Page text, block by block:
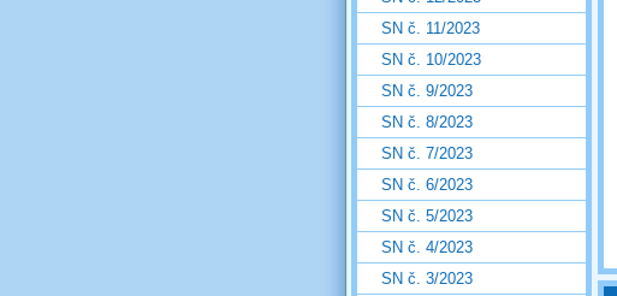
SN č. 11/2023
SN č. 10/2023
SN č. 9/2023
SN č. 8/2023
SN č. 7/2023
SN č. 6/2023
SN č. 5/2023
SN č. 4/2023
SN č. 3/2023